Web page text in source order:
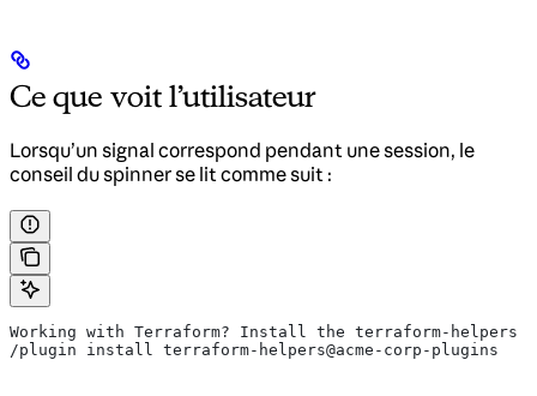
Ce que voit l’utilisateur
Lorsqu’un signal correspond pendant une session, le
conseil du spinner se lit comme suit :
Working with Terraform? Install the terraform-helpers
/plugin install terraform-helpers@acme-corp-plugins